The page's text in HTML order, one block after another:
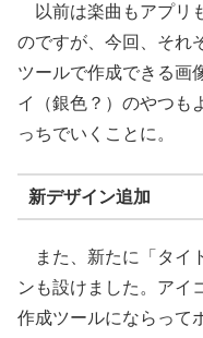
以前は楽曲もアプリ
のですが、今回、それ
ツールで作成できる画
イ（銀色？）のやつも
っちでいくことに。
新デザイン追加
また、新たに「タイ
ンも設けました。アイ
作成ツールにならって